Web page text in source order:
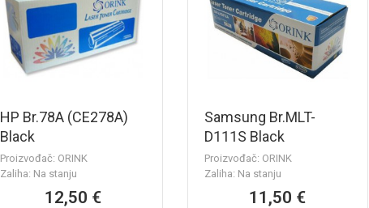
HP Br.78A (CE278A)
Black
Proizvođač: ORINK
Zaliha: Na stanju
12,50 €
Samsung Br.MLT-
D111S Black
Proizvođač: ORINK
Zaliha: Na stanju
11,50 €